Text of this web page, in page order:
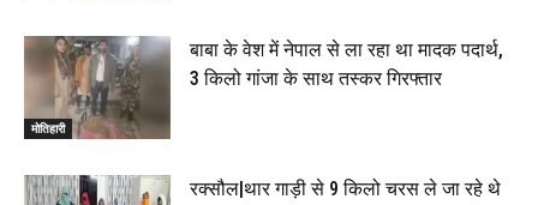
मोतिहारी
बाबा के वेश में नेपाल से ला रहा था मादक पदार्थ,
3 किलो गांजा के साथ तस्कर गिरफ्तार
रक्सौल|थार गाड़ी से 9 किलो चरस ले जा रहे थे